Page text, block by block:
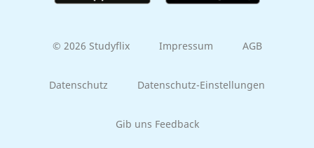
© 2026 Studyflix Impressum AGB
Datenschutz Datenschutz-Einstellungen
Gib uns Feedback